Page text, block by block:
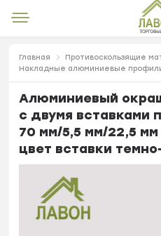
Главная
Противоскользящие
Накладные алюминиевые
Алюминиевый
с двумя вставками
70 мм/5,5 мм/22,5
цвет вставки